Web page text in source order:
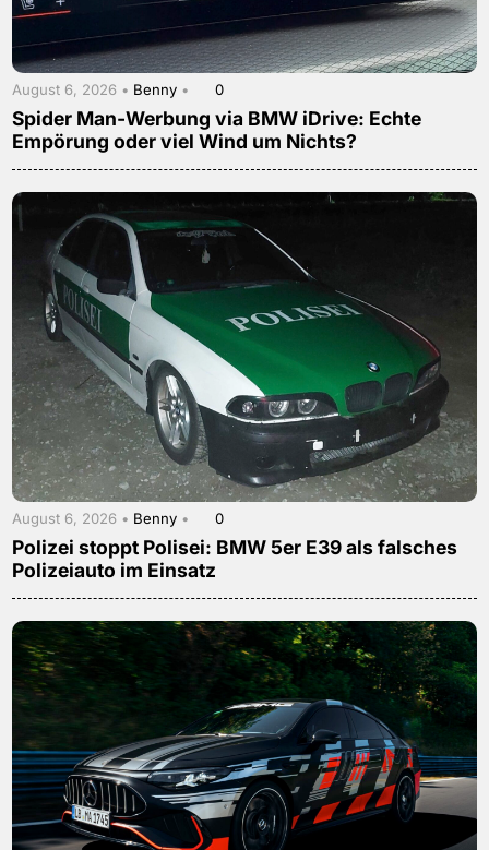
August 6, 2026 • Benny • 0
Spider Man-Werbung via BMW iDrive: Echte
Empörung oder viel Wind um Nichts?
August 6, 2026 • Benny • 0
Polizei stoppt Polisei: BMW 5er E39 als falsches
Polizeiauto im Einsatz